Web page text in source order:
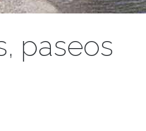
paseos